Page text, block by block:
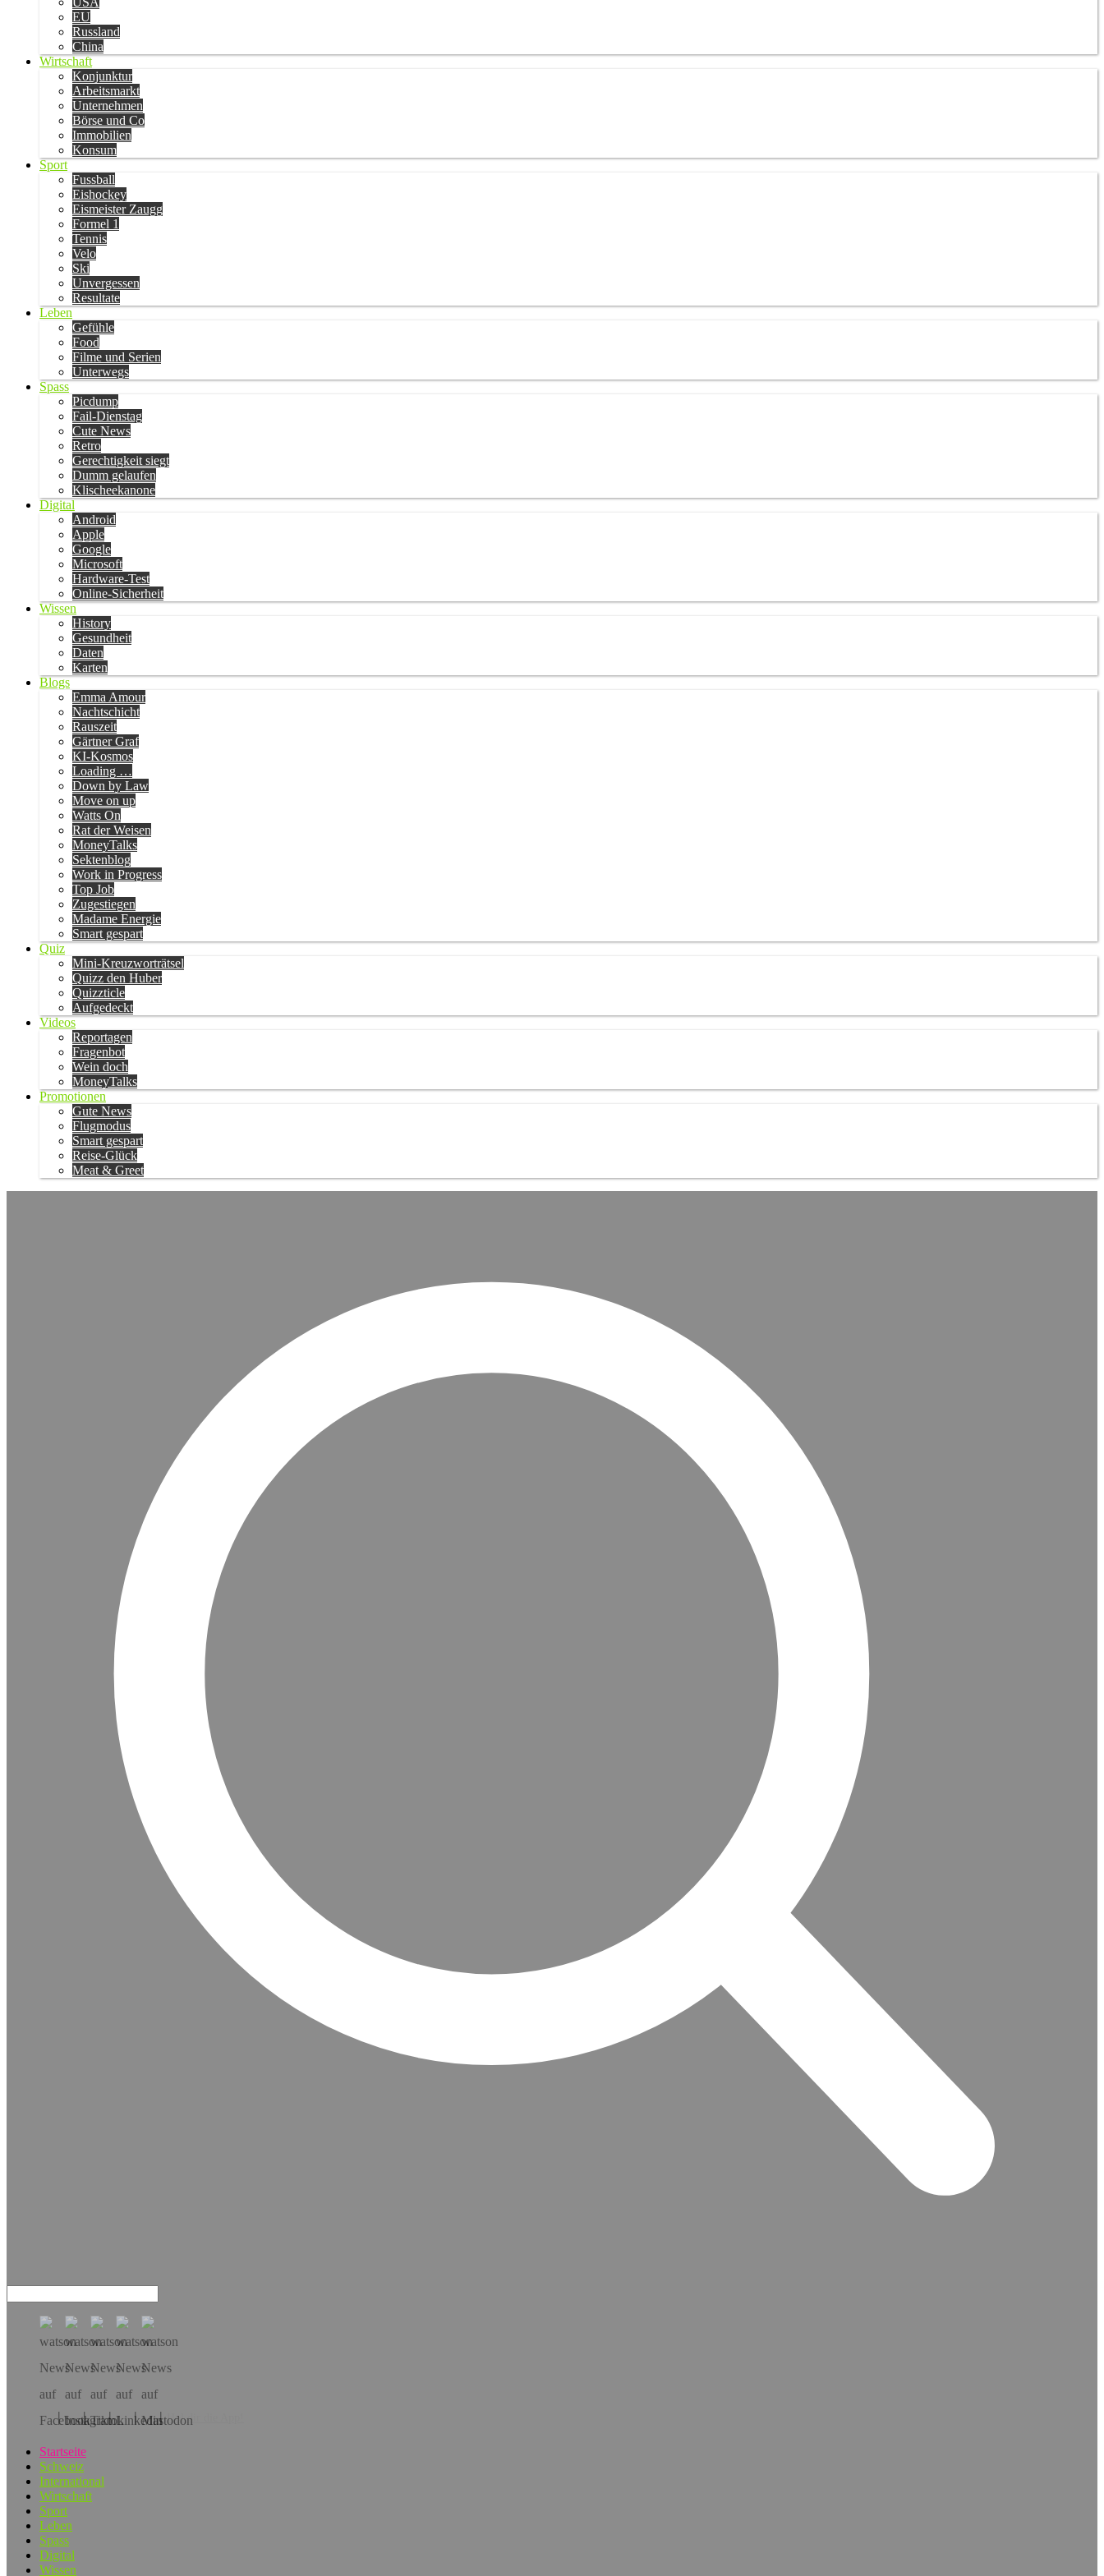
EU
Russland
China
Wirtschaft
Konjunktur
Arbeitsmarkt
Unternehmen
Börse und Co
Immobilien
Konsum
Sport
Fussball
Eishockey
Eismeister Zaugg
Formel 1
Tennis
Velo
Ski
Unvergessen
Resultate
Leben
Gefühle
Food
Filme und Serien
Unterwegs
Spass
Picdump
Fail-Dienstag
Cute News
Retro
Gerechtigkeit siegt
Dumm gelaufen
Klischeekanone
Digital
Android
Apple
Google
Microsoft
Hardware-Test
Online-Sicherheit
Wissen
History
Gesundheit
Daten
Karten
Blogs
Emma Amour
Nachtschicht
Rauszeit
Gärtner Graf
KI-Kosmos
Loading …
Down by Law
Move on up
Watts On
Rat der Weisen
MoneyTalks
Sektenblog
Work in Progress
Top Job
Zugestiegen
Madame Energie
Smart gespart
Quiz
Mini-Kreuzworträtsel
Quizz den Huber
Quizzticle
Aufgedeckt
Videos
Reportagen
Fragenbot
Wein doch
MoneyTalks
Promotionen
Gute News
Flugmodus
Smart gespart
Reise-Glück
Meat & Greet
Hol dir die App!
Startseite
Schweiz
International
Wirtschaft
Sport
Leben
Spass
Digital
Wissen